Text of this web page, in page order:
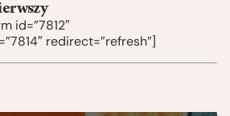
id=”7812″
redirect=”refresh”]